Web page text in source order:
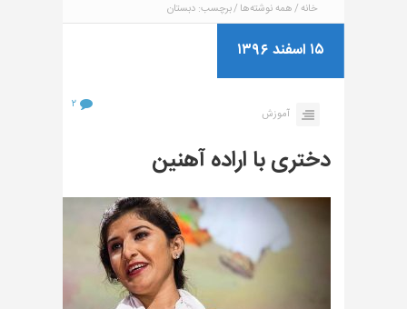
خانه همه نوشته‌ها برچسب: دبستان
۱۵ اسفند ۱۳۹۶
آموزش
۲
دختری با اراده آهنین